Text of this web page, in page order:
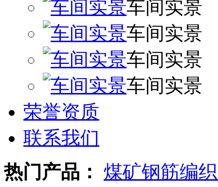
车间实景
车间实景
车间实景
车间实景
荣誉资质
联系我们
热门产品： 煤矿钢筋编